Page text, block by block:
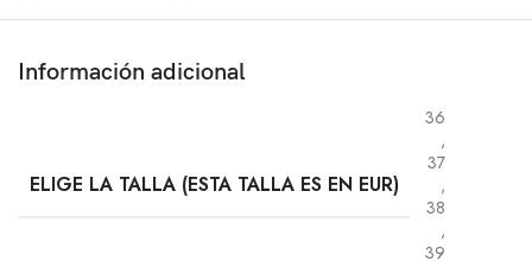
Información adicional
ELIGE LA TALLA (ESTA TALLA ES EN EUR)
36
,
37
,
38
,
39